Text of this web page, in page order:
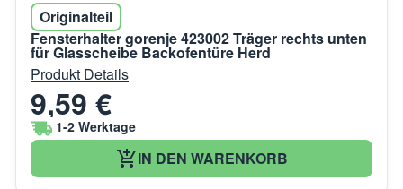
Originalteil
Fensterhalter gorenje 423002 Träger rechts unten
für Glasscheibe Backofentüre Herd
Produkt Details
9,59 €
1-2 Werktage
IN DEN WARENKORB